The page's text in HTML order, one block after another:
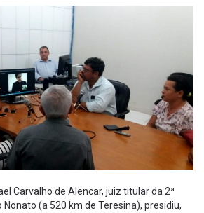
Carvalho de Alencar, juiz titular da 2ª
Nonato (a 520 km de Teresina), presidiu,